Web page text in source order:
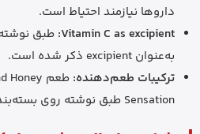
داروها نیازمند احتیاط است.
Vitamin C as excipient:
به‌عنوان excipient ذکر شده است.
ترکیبات طعم‌دهنده:
Sensation طبق نوشته روی بسته‌بندی.